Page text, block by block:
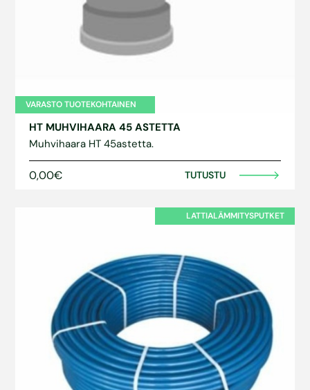
VARASTO TUOTEKOHTAINEN
HT MUHVIHAARA 45 ASTETTA
Muhvihaara HT 45astetta.
0,00€ TUTUSTU
LATTIALÄMMITYSPUTKET